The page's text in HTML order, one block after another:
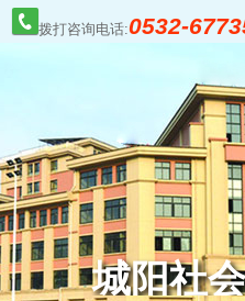
拨打咨询电话:0532-
城阳社